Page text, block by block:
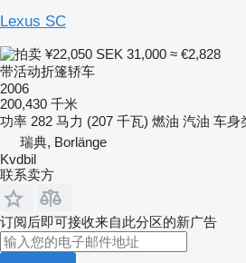
Lexus SC
¥22,050 SEK 31,000 ≈ €2,828
带活动折篷轿车
2006
200,430 千米
功率 282 马力 (207 千瓦) 燃油 汽油 车身
瑞典, Borlänge
Kvdbil
联系卖方
订阅后即可接收来自此分区的新广告